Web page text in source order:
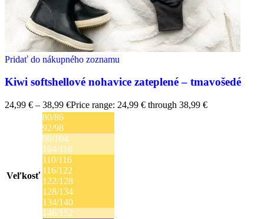
Pridať do nákupného zoznamu
Kiwi softshellové nohavice zateplené – tmavošedé
24,99 € – 38,99 €Price range: 24,99 € through 38,99 €
Veľkosť
80/86
92/98
98/104
104/110
110/116
116/122
122/128
128/134
134/140
146/152